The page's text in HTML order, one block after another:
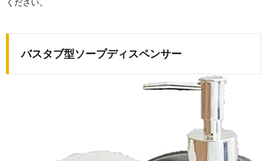
バスタブ型ソープディスペンサー